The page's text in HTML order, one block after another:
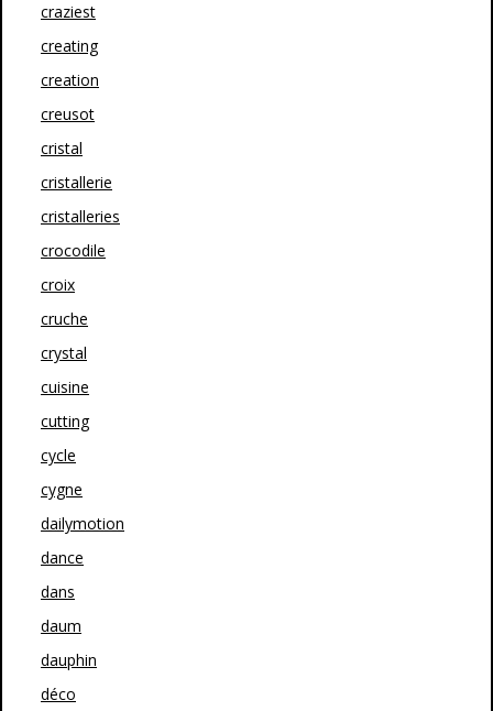
craziest
creating
creation
creusot
cristal
cristallerie
cristalleries
crocodile
croix
cruche
crystal
cuisine
cutting
cycle
cygne
dailymotion
dance
dans
daum
dauphin
déco